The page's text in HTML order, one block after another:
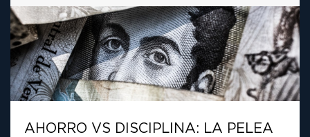
AHORRO VS DISCIPLINA: LA PELEA